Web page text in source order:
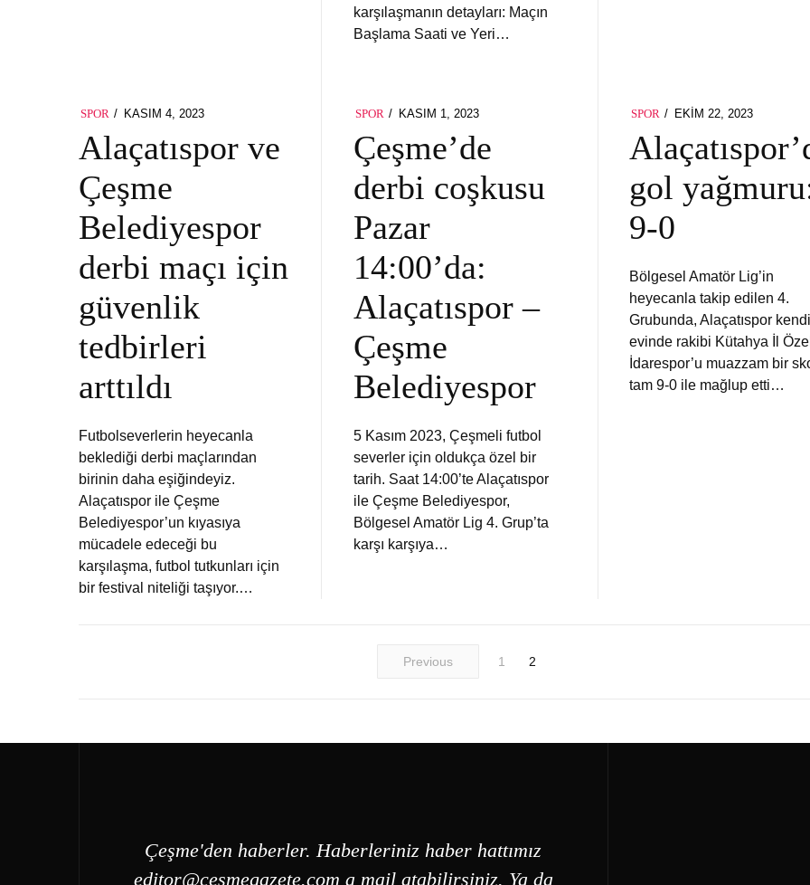
karşılaşmanın detayları: Maçın
Başlama Saati ve Yeri…
SPOR
POSTED
KASIM 4, 2023
Alaçatıspor ve
Çeşme
Belediyespor
derbi maçı için
güvenlik
tedbirleri
arttıldı
Futbolseverlerin heyecanla
beklediği derbi maçlarından
birinin daha eşiğindeyiz.
Alaçatıspor ile Çeşme
Belediyespor’un kıyasıya
mücadele edeceği bu
karşılaşma, futbol tutkunları için
bir festival niteliği taşıyor.…
SPOR
POSTED
KASIM 1, 2023
Çeşme’de
derbi coşkusu
Pazar
14:00’da:
Alaçatıspor –
Çeşme
Belediyespor
5 Kasım 2023, Çeşmeli futbol
severler için oldukça özel bir
tarih. Saat 14:00’te Alaçatıspor
ile Çeşme Belediyespor,
Bölgesel Amatör Lig 4. Grup’ta
karşı karşıya…
SPOR
POSTED
EKIM 22, 2023
gol
9-0
Bölgesel Amatör Lig’in
heyecanla takip edilen 4.
Grubunda, Alaçatıspor kendi
evinde rakibi Kütahya İl Özel
İdarespor’u muazzam bir
tam 9-0 ile mağlup etti…
Previous 1 2
Çeşme'den haberler. Haberleriniz haber hattımız
editor@cesmegazete.com a mail atabilirsiniz. Ya da